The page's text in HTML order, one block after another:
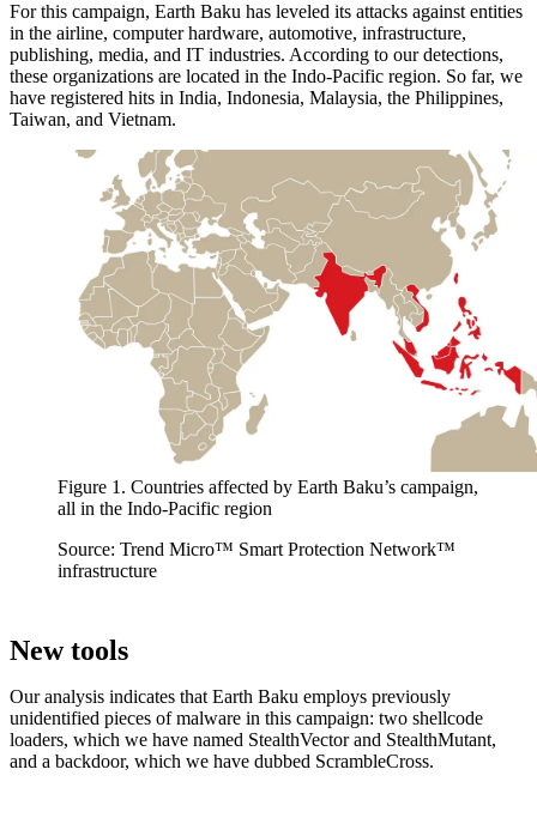
For this campaign, Earth Baku has leveled its attacks against entities
in the airline, computer hardware, automotive, infrastructure,
publishing, media, and IT industries. According to our detections,
these organizations are located in the Indo-Pacific region. So far, we
have registered hits in India, Indonesia, Malaysia, the Philippines,
Taiwan, and Vietnam.
Figure 1. Countries affected by Earth Baku’s campaign,
all in the Indo-Pacific region
Source: Trend Micro™ Smart Protection Network™
infrastructure
New tools
Our analysis indicates that Earth Baku employs previously
unidentified pieces of malware in this campaign: two shellcode
loaders, which we have named StealthVector and StealthMutant,
and a backdoor, which we have dubbed ScrambleCross.